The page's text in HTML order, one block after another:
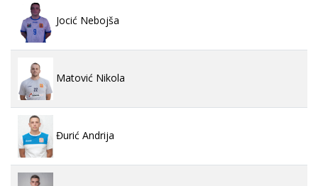
Jocić Nebojša
Matović Nikola
Đurić Andrija